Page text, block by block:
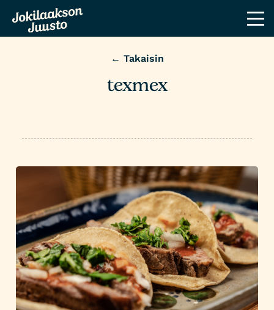
← Takaisin
texmex